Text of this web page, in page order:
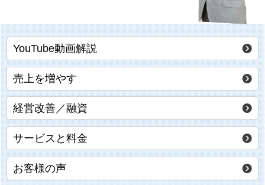
YouTube動画解説
売上を増やす
経営改善／融資
サービスと料金
お客様の声